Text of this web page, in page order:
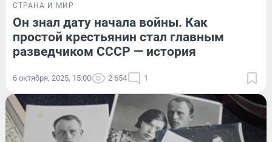
СТРАНА И МИР
Он знал дату начала войны. Как
простой крестьянин стал главным
разведчиком СССР — история
6 октября, 2025, 15:00 2 654 1